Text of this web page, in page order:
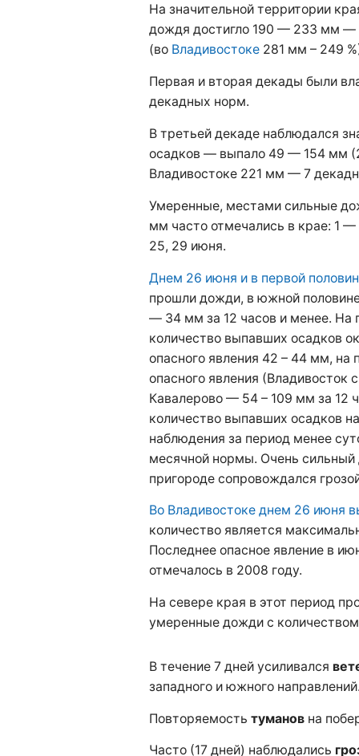
На значительной территории
дождя достигло 190 — 233 мм —
(во Владивостоке281 мм – 249
Первая и вторая декады были
декадных норм.
В третьей декаде наблюдался
осадков — выпало 49 — 154 мм
Владивостоке 221 мм — 7
Умеренные, местами сильные
мм часто отмечались в крае: 1
25, 29 июня.
Днем 26 июня и в первой
прошли дожди, в южной
— 34 мм за 12 часов и менее. На
количество выпавших осадков
опасного явления 42 – 44 мм, на
опасного явления (Владивосток
Кавалерово — 54 – 109 мм за 12
количество выпавших осадков
наблюдения за период менее
месячной нормы. Очень
пригороде сопровождался
Во Владивостоке днем 26 июня
количество является
Последнее опасное явление в
отмечалось в 2008 году.
На севере края в этот период
умеренные дожди с
В течение 7 дней усиливался
западного и южного
Повторяемость тумановна
Часто (17 дней) наблюдались